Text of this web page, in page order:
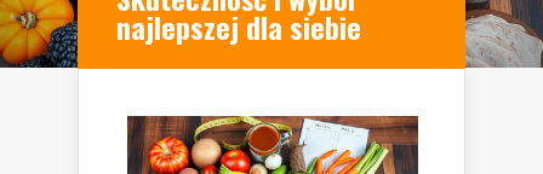
najlepszej dla siebie